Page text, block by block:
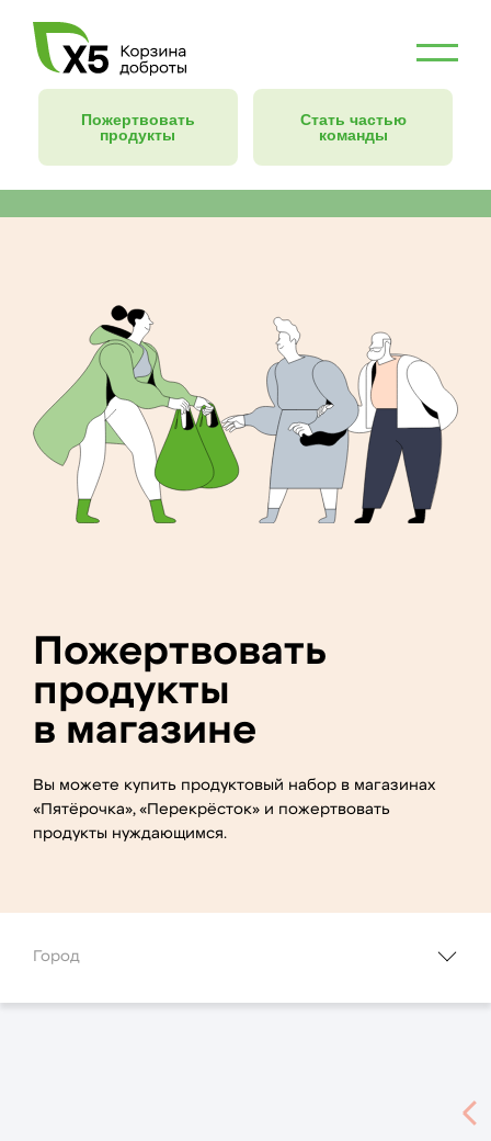
Пожертвовать
продукты
Стать частью
команды
Пожертвовать
продукты
в магазине
Вы можете купить продуктовый набор в магазинах
«Пятёрочка», «Перекрёсток» и пожертвовать
продукты нуждающимся.
Город